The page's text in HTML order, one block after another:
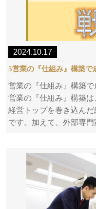
2024.10.17
5営業の『仕組み』構築で
営業の『仕組み』構築
営業の『仕組み』構築は
経営トップを巻き込ん
です。加えて、外部専門